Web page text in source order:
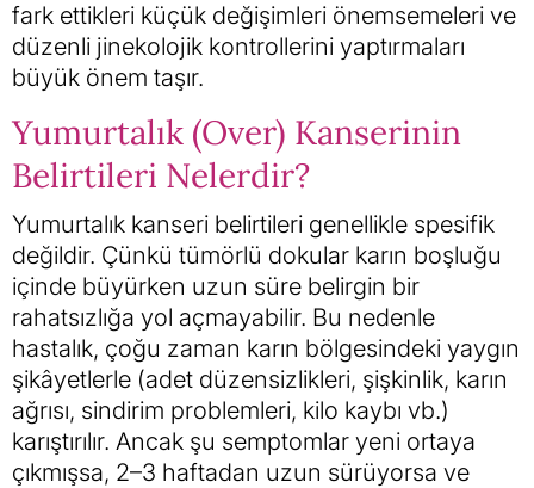
fark ettikleri küçük değişimleri önemsemeleri ve
düzenli jinekolojik kontrollerini yaptırmaları
büyük önem taşır.
Yumurtalık (Over) Kanserinin
Belirtileri Nelerdir?
Yumurtalık kanseri belirtileri genellikle spesifik
değildir. Çünkü tümörlü dokular karın boşluğu
içinde büyürken uzun süre belirgin bir
rahatsızlığa yol açmayabilir. Bu nedenle
hastalık, çoğu zaman karın bölgesindeki yaygın
şikâyetlerle (adet düzensizlikleri, şişkinlik, karın
ağrısı, sindirim problemleri, kilo kaybı vb.)
karıştırılır. Ancak şu semptomlar yeni ortaya
çıkmışsa, 2–3 haftadan uzun sürüyorsa ve